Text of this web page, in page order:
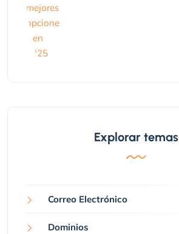
Explorar temas
Correo Electrónico
Dominios